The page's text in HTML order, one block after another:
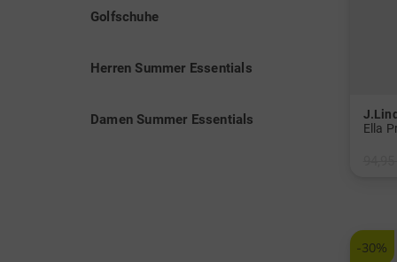
Golfschuhe
Herren Summer Essentials
Damen Summer Essentials
die
auf
Farben.
-30%